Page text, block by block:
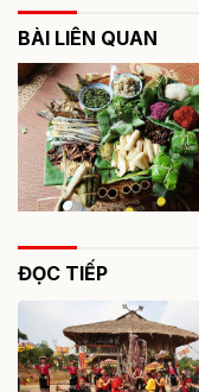
BÀI LIÊN QUAN
ĐỌC TIẾP